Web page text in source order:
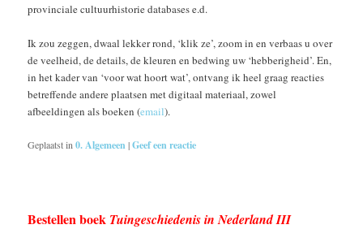
provinciale cultuurhistorie databases e.d.
Ik zou zeggen, dwaal lekker rond, ‘klik ze’, zoom in en verbaas u over
de veelheid, de details, de kleuren en bedwing uw ‘hebberigheid’. En,
in het kader van ‘voor wat hoort wat’, ontvang ik heel graag reacties
betreffende andere plaatsen met digitaal materiaal, zowel
afbeeldingen als boeken (email).
Geplaatst in 0. Algemeen |Geef een reactie
Bestellen boek Tuingeschiedenis in Nederland III